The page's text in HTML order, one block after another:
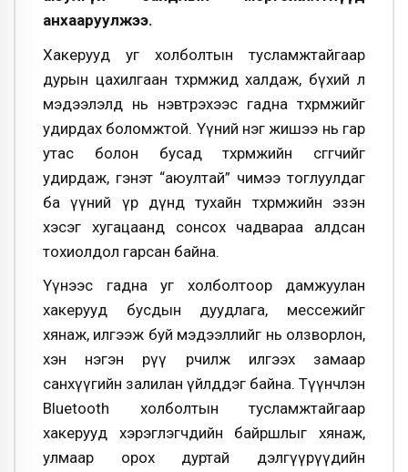
анхааруулжээ.
Хакерууд уг холболтын тусламжтайгаар
дурын цахилгаан төхөөрөмжид халдаж, бүхий л
мэдээлэлд нь нэвтрэхээс гадна төхөөрөмжийг
удирдах боломжтой. Үүний нэг жишээ нь гар
утас болон бусад төхөөрөмжийн өсгөгчийг
удирдаж, гэнэт “аюултай” чимээ тоглуулдаг
ба үүний үр дүнд тухайн төхөөрөмжийн эзэн
хэсэг хугацаанд сонсох чадвараа алдсан
тохиолдол гарсан байна.
Үүнээс гадна уг холболтоор дамжуулан
хакерууд бусдын дуудлага, мессежийг
хянаж, илгээж буй мэдээллийг нь олзворлон,
хэн нэгэн рүү өөрчилж илгээх замаар
санхүүгийн залилан үйлддэг байна. Түүнчлэн
Bluetooth холболтын тусламжтайгаар
хакерууд хэрэглэгчдийн байршлыг хянаж,
улмаар орох дуртай дэлгүүрүүдийн